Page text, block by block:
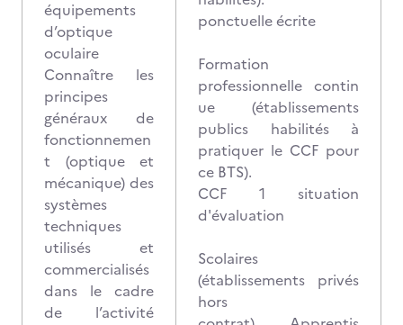
équipements
d’optique
oculaire
Connaître les
principes
généraux de
fonctionnemen
t (optique et
mécanique) des
systèmes
techniques
utilisés et
commercialisés
dans le cadre
de l’activité
ponctuelle écrite
Formation
professionnelle contin
ue (établissements
publics habilités à
pratiquer le CCF pour
ce BTS).
CCF 1 situation
d'évaluation
Scolaires
(établissements privés
hors